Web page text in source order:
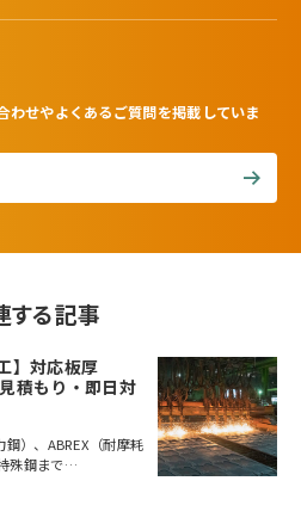
わせやよくあるご質問を掲載していま
する記事
】対応板厚
積もり・即日対
鋼）、ABREX（耐摩耗
殊鋼まで…